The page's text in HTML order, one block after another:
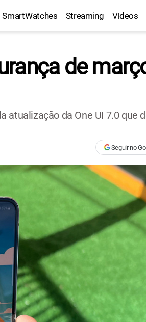
SmartWatches Streaming Vídeos
de
da One UI 7.0 que
Seguir no